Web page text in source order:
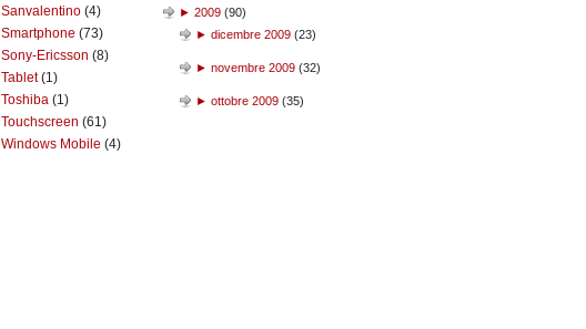
Sanvalentino (4)
Smartphone (73)
Sony-Ericsson (8)
Tablet(1)
Toshiba (1)
Touchscreen (61)
Windows Mobile (4)
► 2009 (90)
► dicembre 2009 (23)
► novembre 2009 (32)
► ottobre 2009 (35)